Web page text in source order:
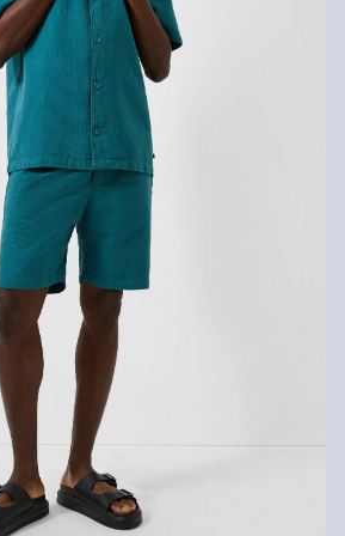
Reinigung möglich
Card besitzt, kannst du Artikel sogar
kostenlos zurückgeben.